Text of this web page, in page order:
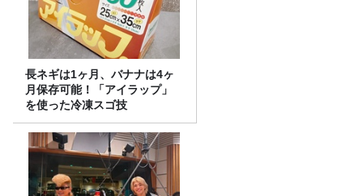
長ネギは1ヶ月、バナナは4ヶ
月保存可能！「アイラップ」
を使った冷凍スゴ技